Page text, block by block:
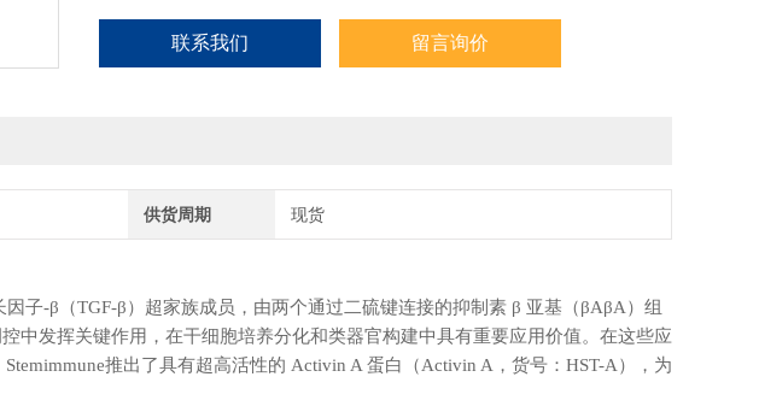
联系我们 留言询价
供货周期 现货
因子-β（TGF-β）超家族成员，由两个通过二硫键连接的抑制素 β 亚基（βAβA）组
中发挥关键作用，在干细胞培养分化和类器官构建中具有重要应用价值。在这些应
Stemimmune推出了具有超高活性的 Activin A 蛋白（Activin A，货号：HST-A），为